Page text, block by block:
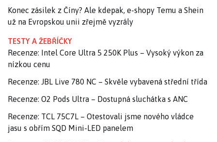
Konec zásilek z Číny? Ale kdepak, e-shopy Temu a Shein
už na Evropskou unii zřejmě vyzrály
TESTY A ŽEBŘÍČKY
Recenze: Intel Core Ultra 5 250K Plus – Vysoký výkon za
nízkou cenu
Recenze: JBL Live 780 NC – Skvěle vybavená střední třída
Recenze: O2 Pods Ultra – Dostupná sluchátka s ANC
Recenze: TCL 75C7L – Otestovali jsme nového vládce
jasu s obřím SQD Mini-LED panelem